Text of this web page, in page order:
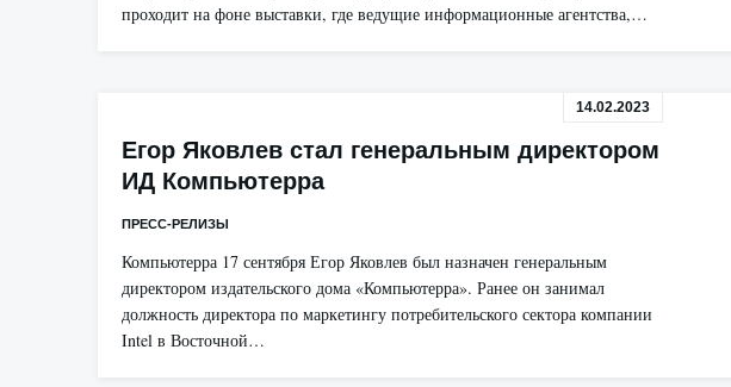
проходит на фоне выставки, где ведущие информационные агентства,…
14.02.2023
Егор Яковлев стал генеральным директором
ИД Компьютерра
ПРЕСС-РЕЛИЗЫ
Компьютерра 17 сентября Егор Яковлев был назначен генеральным
директором издательского дома «Компьютерра». Ранее он занимал
должность директора по маркетингу потребительского сектора компании
Intel в Восточной…